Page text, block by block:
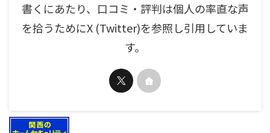
書くにあたり、口コミ・評判は個人の率直な声
を拾うためにX (Twitter)を参照し引用していま
す。